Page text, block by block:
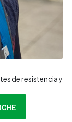
de resistencia y